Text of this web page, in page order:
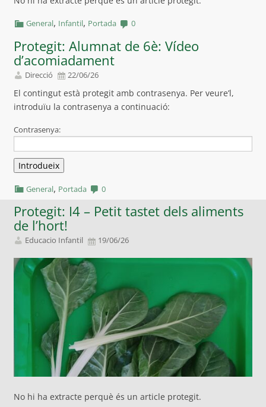
General, Infantil, Portada 0
Protegit: Alumnat de 6è: Vídeo
d’acomiadament
Direcció 22/06/26
El contingut està protegit amb contrasenya. Per veure’l,
introduïu la contrasenya a continuació:
Contrasenya:
General, Portada 0
Protegit: I4 – Petit tastet dels aliments
de l’hort!
Educacio Infantil 19/06/26
No hi ha extracte perquè és un article protegit.